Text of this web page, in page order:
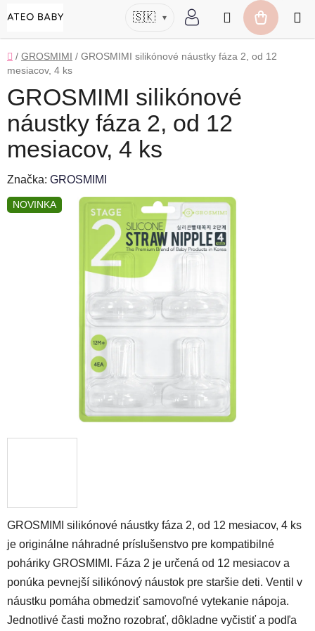
na
obsah
🇸🇰 ▾
Hľadať
KOŠÍK
Domov
/ GROSMIMI / GROSMIMI silikónové náustky fáza 2, od 12
mesiacov, 4 ks
GROSMIMI silikónové náustky fáza 2, od 12 mesiacov, 4 ks
je originálne náhradné príslušenstvo pre kompatibilné
poháriky GROSMIMI. Fáza 2 je určená od 12 mesiacov a
ponúka pevnejší silikónový náustok pre staršie deti. Ventil v
náustku pomáha obmedziť samovoľné vytekanie nápoja.
Jednotlivé časti možno rozobrať, dôkladne vyčistiť a podľa
GROSMIMI silikónové
náustky fáza 2, od 12
mesiacov, 4 ks
Značka: GROSMIMI
NOVINKA